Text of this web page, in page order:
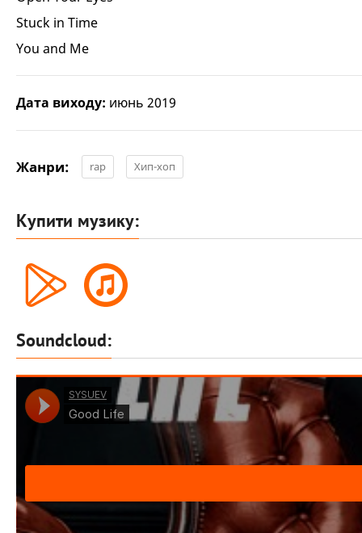
Stuck in Time
You and Me
Дата виходу: июнь 2019
Жанри: rap Хип-хоп
Купити музику:
Soundcloud: